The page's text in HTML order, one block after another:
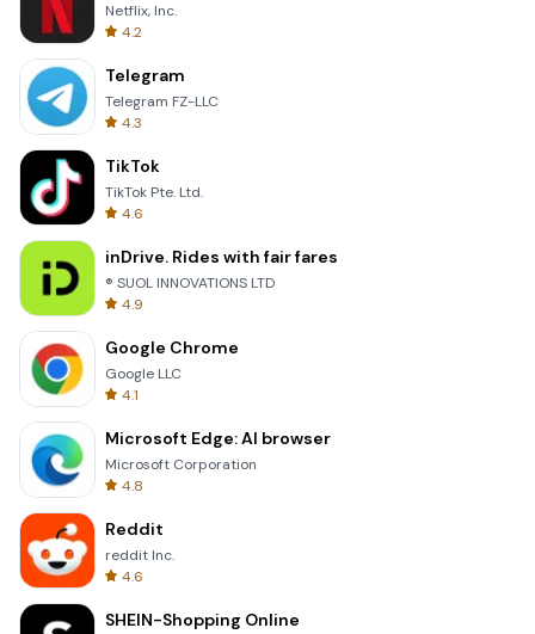
Netflix, Inc.
4.2
Telegram
Telegram FZ-LLC
4.3
TikTok
TikTok Pte. Ltd.
4.6
inDrive. Rides with fair fares
® SUOL INNOVATIONS LTD
4.9
Google Chrome
Google LLC
4.1
Microsoft Edge: AI browser
Microsoft Corporation
4.8
Reddit
reddit Inc.
4.6
SHEIN-Shopping Online